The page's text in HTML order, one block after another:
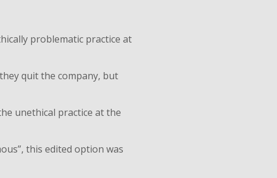
problematic practice at
quit the company, but
unethical practice at the
this edited option was